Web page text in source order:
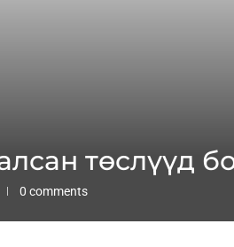
төслүүд
0 comments